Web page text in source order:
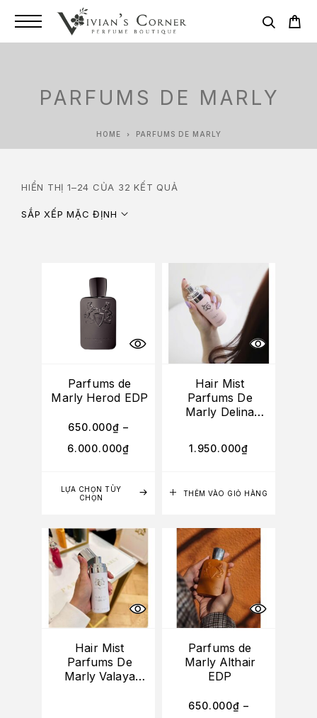
PARFUMS DE MARLY
HOME PARFUMS DE MARLY
HIỂN THỊ 1–24 CỦA 32 KẾT QUẢ
SẮP XẾP MẶC ĐỊNH
LỰA CHỌN TÙY
CHỌN
Parfums de
Marly Herod EDP
650.000₫ –
6.000.000₫
THÊM VÀO GIỎ HÀNG
Hair Mist
Parfums De
Marly Delina
1.950.000₫
Hair Mist
Parfums De
Marly Valaya
Parfums de
Marly Althair
EDP
650.000₫ –